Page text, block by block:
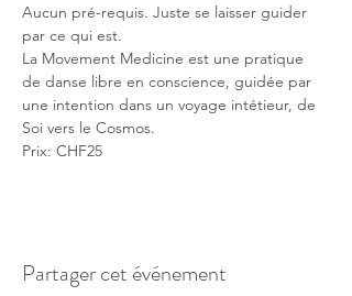
Aucun pré-requis. Juste se laisser guider
par ce qui est.
La Movement Medicine est une pratique
de danse libre en conscience, guidée par
une intention dans un voyage intétieur, de
Soi vers le Cosmos.
Prix: CHF25
Partager cet événement